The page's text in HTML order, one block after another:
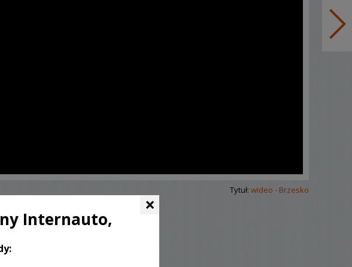
Tytuł: wideo - Brzesko
×
Internauto,